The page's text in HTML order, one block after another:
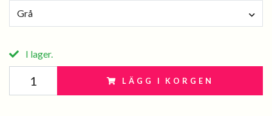
Grå
I lager.
LÄGG I KORGEN